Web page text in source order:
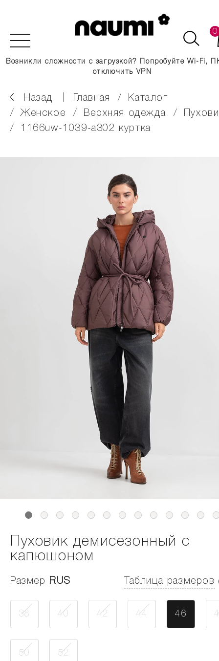
0
Возникли сложности с загрузкой? Попробуйте Wi-Fi,
отключить VPN
Назад главная
каталог
женское
верхняя одежда
1166uw-1039-a302 куртка
Пуховик демисезонный с
капюшоном
Размер RUS Таблица размеров
38 40 42 44 46
50 52